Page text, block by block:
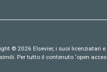
© 2026 Elsevier, i suoi
Per tutto il contenuto ‘open